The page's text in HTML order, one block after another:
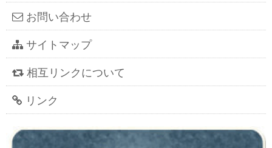
お問い合わせ
サイトマップ
相互リンクについて
リンク